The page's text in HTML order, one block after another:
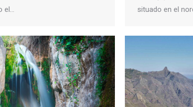
el…
situado en el